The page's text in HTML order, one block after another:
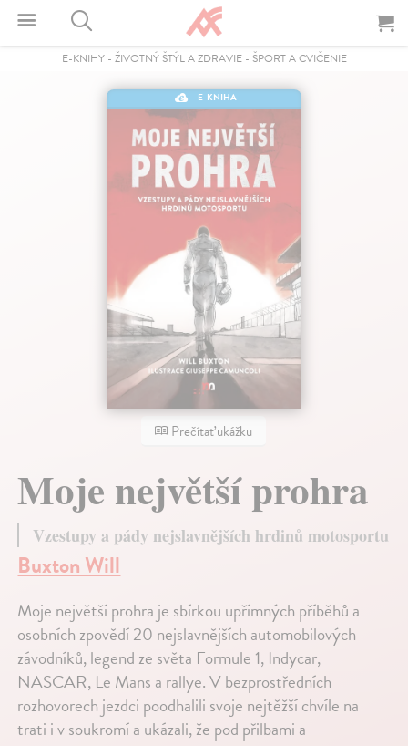
E-KNIHY- ŽIVOTNÝ ŠTÝL A ZDRAVIE- ŠPORT A CVIČENIE
E-KNIHA
Prečítať ukážku
Moje největší prohra
Vzestupy a pády nejslavnějších hrdinů motosportu
Buxton Will
Moje největší prohra je sbírkou upřímných příběhů a
osobních zpovědí 20 nejslavnějších automobilových
závodníků, legend ze světa Formule 1, Indycar,
NASCAR, Le Mans a rallye. V bezprostředních
rozhovorech jezdci poodhalili svoje nejtěžší chvíle na
trati i v soukromí a ukázali, že pod přilbami a